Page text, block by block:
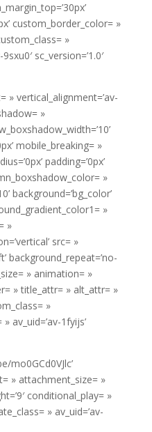
custom_border_color= »
»
sc_version=’1.0′
» vertical_alignment=’av-
»
mobile_breaking= »
padding=’0px’
»
background=’bg_color’
»
»
src= »
background_repeat=’no-
» animation= »
» title_attr= » alt_attr= »
»
av_uid=’av-1fyijs’
mo0GCd0VJlc’
» attachment_size= »
conditional_play= »
» av_uid=’av-